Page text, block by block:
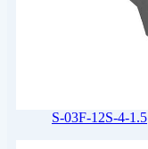
S-03F-12S-4-1.5